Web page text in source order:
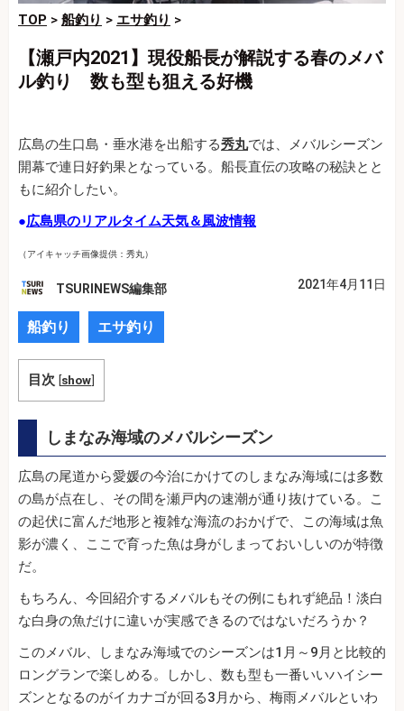
TOP > 船釣り > エサ釣り >
【瀬戸内2021】現役船長が解説する春のメバ
ル釣り 数も型も狙える好機
広島の生口島・垂水港を出船する秀丸では、メバルシーズン
開幕で連日好釣果となっている。船長直伝の攻略の秘訣とと
もに紹介したい。
●広島県のリアルタイム天気＆風波情報
（アイキャッチ画像提供：秀丸）
TSURINEWS編集部 2021年4月11日
船釣り エサ釣り
目次 [show]
しまなみ海域のメバルシーズン
広島の尾道から愛媛の今治にかけてのしまなみ海域には多数
の島が点在し、その間を瀬戸内の速潮が通り抜けている。こ
の起伏に富んだ地形と複雑な海流のおかげで、この海域は魚
影が濃く、ここで育った魚は身がしまっておいしいのが特徴
だ。
もちろん、今回紹介するメバルもその例にもれず絶品！淡白
な白身の魚だけに違いが実感できるのではないだろうか？
このメバル、しまなみ海域でのシーズンは1月～9月と比較的
ロングランで楽しめる。しかし、数も型も一番いいハイシー
ズンとなるのがイカナゴが回る3月から、梅雨メバルといわ